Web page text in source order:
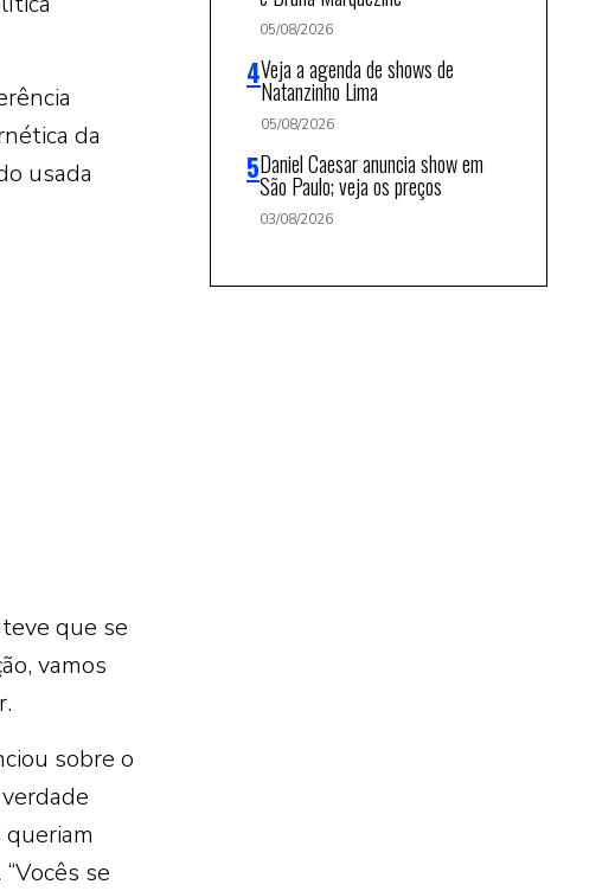
da
usada
que se
vamos
sobre o
se
05/08/2026
Veja a agenda de shows de
Natanzinho Lima
05/08/2026
Daniel Caesar anuncia show em
São Paulo; veja os preços
03/08/2026